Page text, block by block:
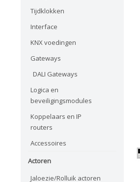
Tijdklokken
Interface
KNX voedingen
Gateways
DALI Gateways
Logica en
beveiligingsmodules
Koppelaars en IP
routers
Accessoires
Actoren
Jaloezie/Rolluik actoren